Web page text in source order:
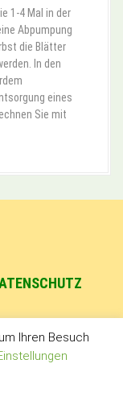
1-4 Mal in der
Abpumpung
die Blätter
In den
eines
Sie mit
Ihren Besuch